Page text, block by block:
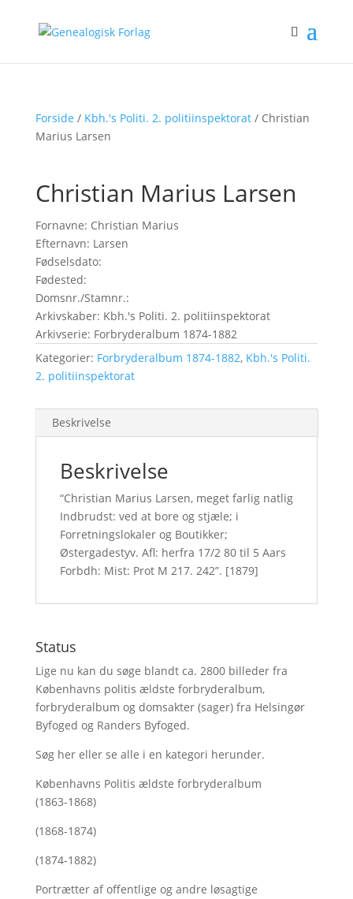
Forside / Kbh.'s Politi. 2. politiinspektorat/ Christian
Marius Larsen
Christian Marius Larsen
Fornavne: Christian Marius
Efternavn: Larsen
Fødselsdato:
Fødested:
Domsnr./Stamnr.:
Arkivskaber: Kbh.'s Politi. 2. politiinspektorat
Arkivserie: Forbryderalbum 1874-1882
Kategorier: Forbryderalbum 1874-1882, Kbh.'s Politi.
2. politiinspektorat
Beskrivelse
Beskrivelse
“Christian Marius Larsen, meget farlig natlig
Indbrudst: ved at bore og stjæle; i
Forretningslokaler og Boutikker;
Østergadestyv. Afl: herfra 17/2 80 til 5 Aars
Forbdh: Mist: Prot M 217. 242”. [1879]
Status
Lige nu kan du søge blandt ca. 2800 billeder fra
Københavns politis ældste forbryderalbum,
forbryderalbum og domsakter (sager) fra Helsingør
Byfoged og Randers Byfoged.
Søg hereller se alle i en kategori herunder.
Københavns Politis ældste forbryderalbum
(1863-1868)
(1868-1874)
(1874-1882)
Portrætter af offentlige og andre løsagtige